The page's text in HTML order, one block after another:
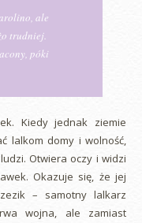
ale
trudniej.
póki
Kiedy jednak ziemie
lalkom domy i wolność,
Otwiera oczy i widzi
Okazuje się, że jej
– samotny lalkarz
wojna, ale zamiast